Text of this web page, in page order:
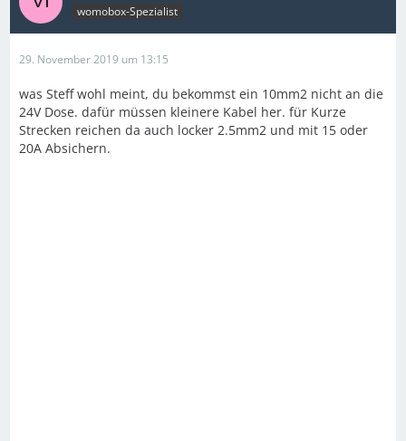
womobox-Spezialist
29. November 2019 um 13:15
was Steff wohl meint, du bekommst ein 10mm2 nicht an die
24V Dose. dafür müssen kleinere Kabel her. für Kurze
Strecken reichen da auch locker 2.5mm2 und mit 15 oder
20A Absichern.